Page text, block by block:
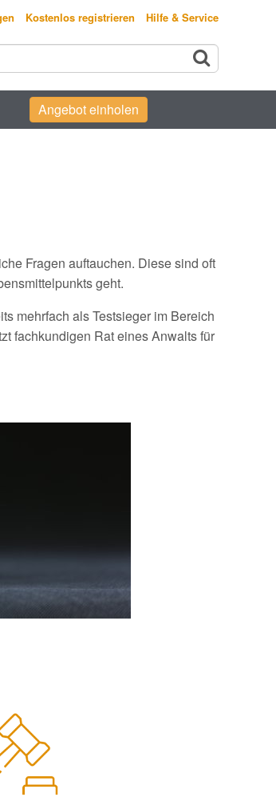
Kostenlos registrieren Hilfe & Service
Angebot einholen
Fragen auftauchen. Diese sind oft
geht.
mehrfach als Testsieger im Bereich
fachkundigen Rat eines Anwalts für